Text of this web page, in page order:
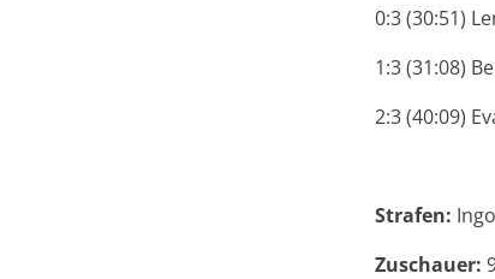
0:3 (30:51)
1:3 (31:08)
2:3 (40:09)
Strafen:
Zuschauer: